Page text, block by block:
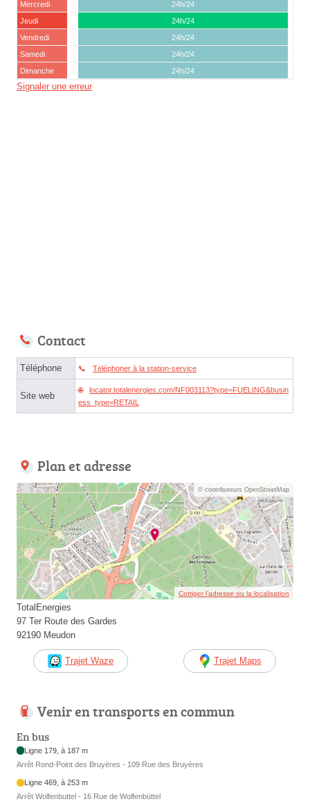
Mercredi
24h/24
Jeudi
24h/24
Vendredi
24h/24
Samedi
24h/24
Dimanche
24h/24
Signaler une erreur
Contact
Téléphone Téléphoner à la station-service
Site web
locator.totalenergies.com/NF003113?type=FUELING&busin
ess_type=RETAIL
Plan et adresse
© contributeurs OpenStreetMap
Corriger l’adresse ou la localisation
TotalEnergies
97 Ter Route des Gardes
92190 Meudon
Trajet Waze Trajet Maps
Venir en transports en commun
En bus
Ligne 179, à 187 m
Arrêt Rond-Point des Bruyères - 109 Rue des Bruyères
Ligne 469, à 253 m
Arrêt Wolfenbuttel - 16 Rue de Wolfenbüttel